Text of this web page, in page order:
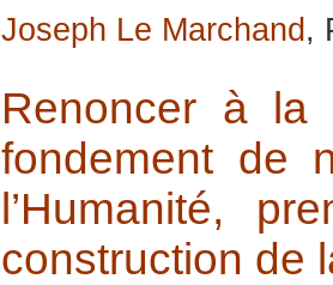
Joseph Le Marchand ,
Renoncer à la
fondement de
l’Humanité,
construction de